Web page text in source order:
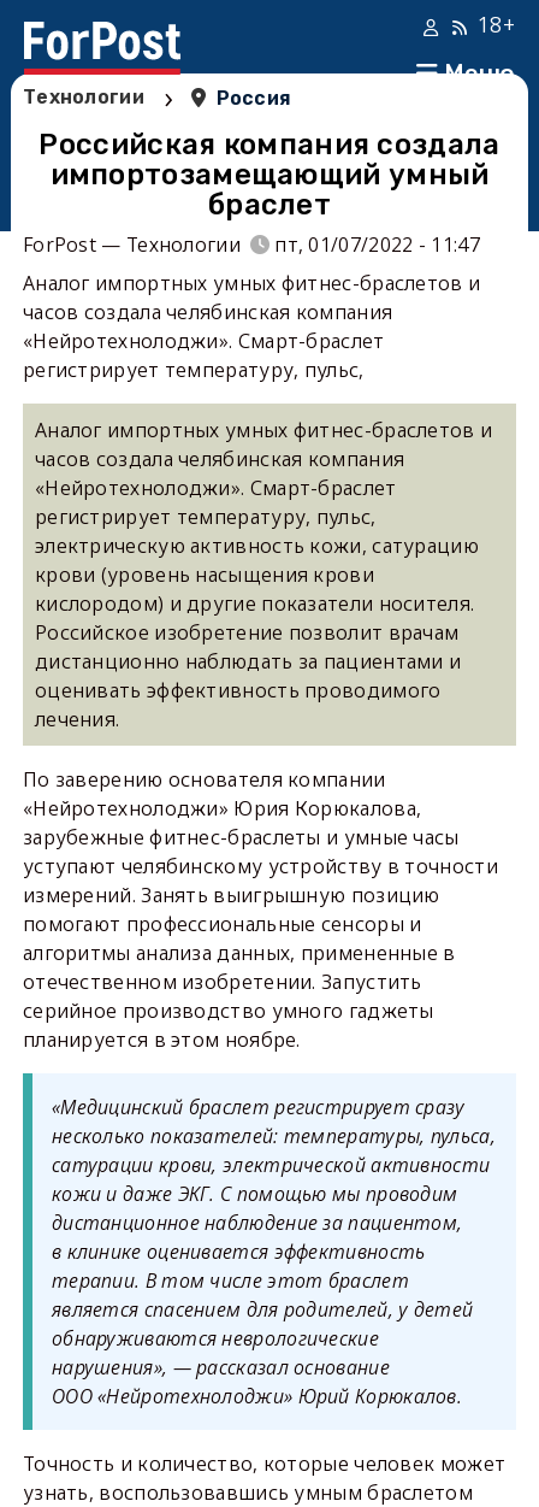
Меню
18+
Технологии › Россия
Российская компания создала
импортозамещающий умный
браслет
ForPost — Технологии
пт, 01/07/2022 - 11:47
Аналог импортных умных фитнес-браслетов и
часов создала челябинская компания
«Нейротехнолоджи». Смарт-браслет
регистрирует температуру, пульс,
Аналог импортных умных фитнес-браслетов и
часов создала челябинская компания
«Нейротехнолоджи». Смарт-браслет
регистрирует температуру, пульс,
электрическую активность кожи, сатурацию
крови (уровень насыщения крови
кислородом) и другие показатели носителя.
Российское изобретение позволит врачам
дистанционно наблюдать за пациентами и
оценивать эффективность проводимого
лечения.
По заверению основателя компании
«Нейротехнолоджи» Юрия Корюкалова,
зарубежные фитнес-браслеты и умные часы
уступают челябинскому устройству в точности
измерений. Занять выигрышную позицию
помогают профессиональные сенсоры и
алгоритмы анализа данных, примененные в
отечественном изобретении. Запустить
серийное производство умного гаджеты
планируется в этом ноябре.
«Медицинский браслет регистрирует сразу
несколько показателей: температуры, пульса,
сатурации крови, электрической активности
кожи и даже ЭКГ. С помощью мы проводим
дистанционное наблюдение за пациентом,
в клинике оценивается эффективность
терапии. В том числе этот браслет
является спасением для родителей, у детей
обнаруживаются неврологические
нарушения», — рассказал основание
ООО «Нейротехнолоджи» Юрий Корюкалов.
Точность и количество, которые человек может
узнать, воспользовавшись умным браслетом